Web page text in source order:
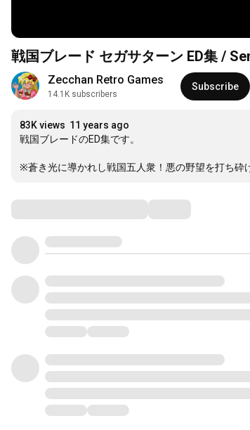
戦国ブレード セガサターン ED集 /
Zecchan Retro Games
14.1K subscribers
Subscribe
83K views 11 years ago
戦国ブレードのED集です。
※蒼き光に導かれし戦国五人衆！悪の野望を打ち砕